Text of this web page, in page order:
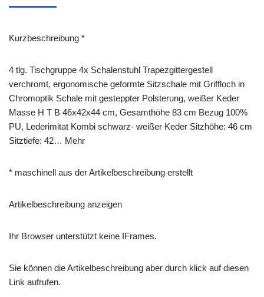
Kurzbeschreibung *
4 tlg. Tischgruppe 4x Schalenstuhl Trapezgittergestell
verchromt, ergonomische geformte Sitzschale mit Griffloch in
Chromoptik Schale mit gesteppter Polsterung, weißer Keder
Masse H T B 46x42x44 cm, Gesamthöhe 83 cm Bezug 100%
PU, Lederimitat Kombi schwarz- weißer Keder Sitzhöhe: 46 cm
Sitztiefe: 42… Mehr
* maschinell aus der Artikelbeschreibung erstellt
Artikelbeschreibung anzeigen
Ihr Browser unterstützt keine IFrames.
Sie können die Artikelbeschreibung aber durch klick auf diesen
Link aufrufen.